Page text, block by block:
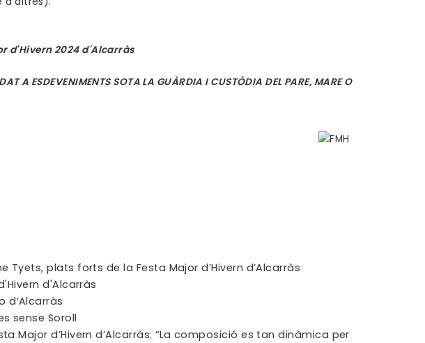
d'Hivern 2024 d'Alcarràs
A ESDEVENIMENTS SOTA LA GUÀRDIA I CUSTÒDIA DEL PARE, MARE O
Tyets, plats forts de la Festa Major d’Hivern d’Alcarràs
d'Alcarràs
d’Alcarràs
sense Soroll
Major d’Hivern d’Alcarràs: “La composició es tan dinàmica per